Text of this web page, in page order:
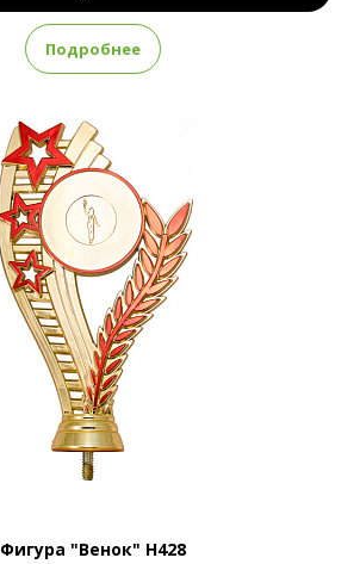
Подробнее
Фигура "Венок" H428